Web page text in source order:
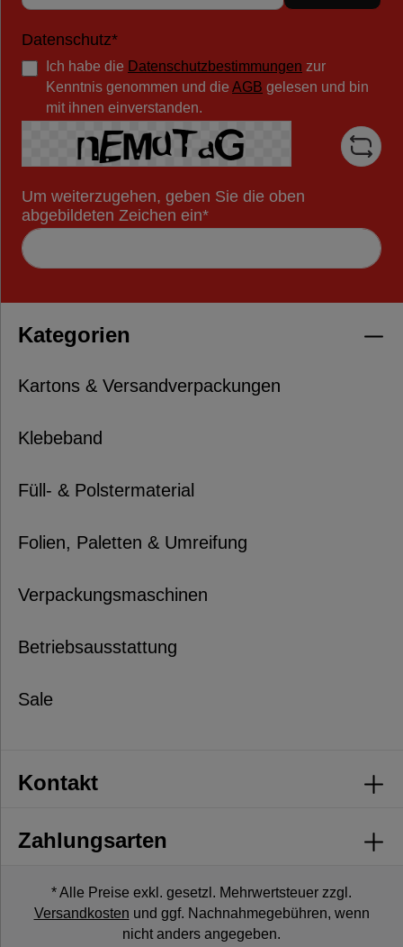
Datenschutz*
Ich habe die Datenschutzbestimmungen zur
Kenntnis genommen und die AGB gelesen und bin
mit ihnen einverstanden.
Um weiterzugehen, geben Sie die oben
abgebildeten Zeichen ein*
Kontakt
Kategorien
Kartons & Versandverpackungen
Klebeband
Füll- & Polstermaterial
Folien, Paletten & Umreifung
Verpackungsmaschinen
Betriebsausstattung
Sale
Zahlungsarten
* Alle Preise exkl. gesetzl. Mehrwertsteuer zzgl.
Versandkosten und ggf. Nachnahmegebühren, wenn
nicht anders angegeben.